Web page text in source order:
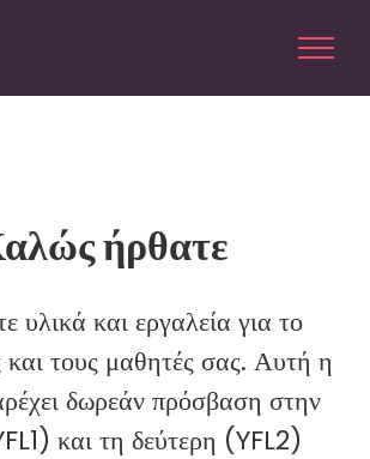
ήρθατε
υλικά και εργαλεία για το
και τους μαθητές σας. Αυτή η
δωρεάν πρόσβαση στην
και τη δεύτερη (YFL2)